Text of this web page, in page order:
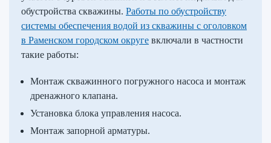
обустройства скважины. Работы по обустройству
системы обеспечения водой из скважины с оголовком
в Раменском городском округе включали в частности
такие работы:
Монтаж скважинного погружного насоса и монтаж
дренажного клапана.
Установка блока управления насоса.
Монтаж запорной арматуры.